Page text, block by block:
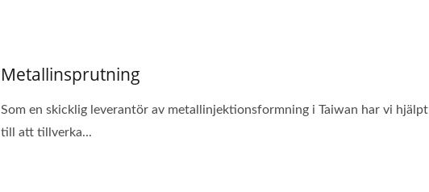
Metallinsprutning
Som en skicklig leverantör av metallinjektionsformning i Taiwan har vi hjälpt
till att tillverka...
Specialtillverkad Påse